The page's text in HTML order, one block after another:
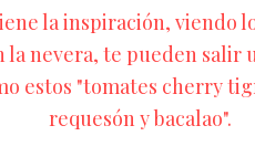
la inspiración, viendo
la nevera, te pueden salir
estos "tomates cherry
requesón y bacalao".